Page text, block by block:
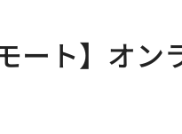
ート】オン